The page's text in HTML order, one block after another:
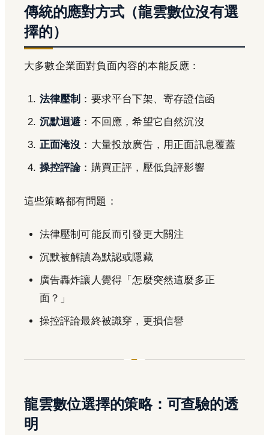
傳統的應對方式（龍雲數位沒有選
擇的）
大多數企業面對負面內容的本能反應：
法律壓制 ：要求平台下架、寄存證信函
沉默迴避 ：不回應，希望它自然沉沒
正面淹沒 ：大量投放廣告，用正面訊息覆蓋
操控評論：購買正評，壓低負評影響
這些策略都有問題：
法律壓制可能反而引發更大關注
沉默被解讀為默認或隱藏
廣告轟炸讓人覺得「怎麼突然這麼多正
面？」
操控評論最終被識穿，更損信譽
龍雲數位選擇的策略：可查驗的透
明